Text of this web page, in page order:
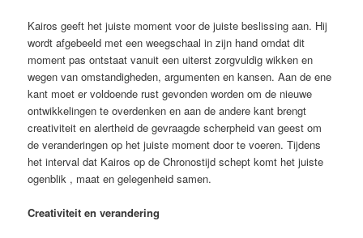
Kairos geeft het juiste moment voor de juiste beslissing aan. Hij
wordt afgebeeld met een weegschaal in zijn hand omdat dit
moment pas ontstaat vanuit een uiterst zorgvuldig wikken en
wegen van omstandigheden, argumenten en kansen. Aan de ene
kant moet er voldoende rust gevonden worden om de nieuwe
ontwikkelingen te overdenken en aan de andere kant brengt
creativiteit en alertheid de gevraagde scherpheid van geest om
de veranderingen op het juiste moment door te voeren. Tijdens
het interval dat Kairos op de Chronostijd schept komt het juiste
ogenblik , maat en gelegenheid samen.
Creativiteit en verandering